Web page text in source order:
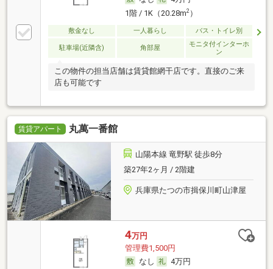
1階 / 1K（20.28m2）
敷金なし 一人暮らし バス・トイレ別
駐車場(近隣含) 角部屋
モニタ付インターホ
ン
この物件の担当店舗は賃貸館網干店です。直接のご来
店も可能です
賃貸アパート 丸萬一番館
山陽本線 竜野駅 徒歩8分
築27年2ヶ月 / 2階建
兵庫県たつの市揖保川町山津屋
4万円
管理費1,500円
なし
4万円